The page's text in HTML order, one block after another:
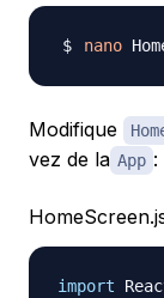
nano
Modifique
vez de la App :
import